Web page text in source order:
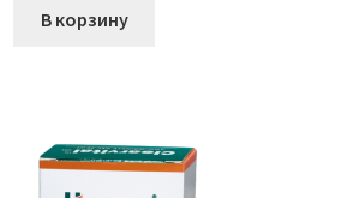
В корзину